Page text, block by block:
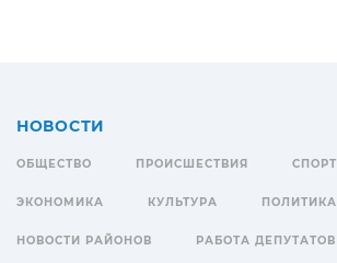
НОВОСТИ
ОБЩЕСТВО ПРОИСШЕСТВИЯ СПОРТ
ЭКОНОМИКА КУЛЬТУРА ПОЛИТИКА
НОВОСТИ РАЙОНОВ РАБОТА ДЕПУТАТОВ